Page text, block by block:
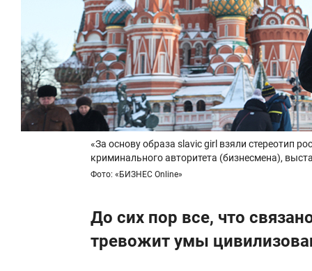
«За основу образа slavic girl взяли стереотип
криминального авторитета (бизнесмена),
Фото: «БИЗНЕС Online»
До сих пор все, что
тревожит умы